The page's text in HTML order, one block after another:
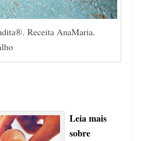
Receita AnaMaria.
Leia mais
sobre